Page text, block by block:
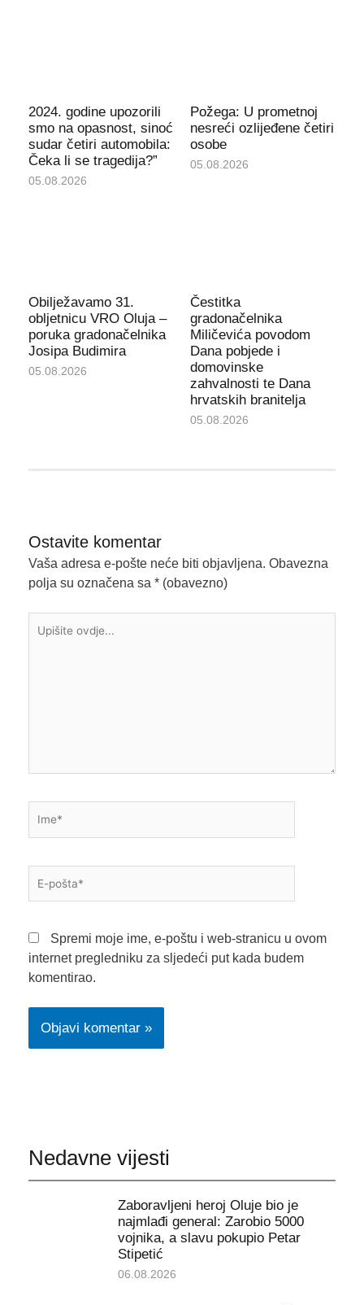
2024. godine upozorili
smo na opasnost, sinoć
sudar četiri automobila:
Čeka li se tragedija?”
05.08.2026
Požega: U prometnoj
nesreći ozlijeđene četiri
osobe
05.08.2026
Obilježavamo 31.
obljetnicu VRO Oluja –
poruka gradonačelnika
Josipa Budimira
05.08.2026
Čestitka
gradonačelnika
Miličevića povodom
Dana pobjede i
domovinske
zahvalnosti te Dana
hrvatskih branitelja
05.08.2026
Ostavite komentar
Vaša adresa e-pošte neće biti objavljena. Obavezna
polja su označena sa * (obavezno)
ovdje...
pošta*
Spremi moje ime, e-poštu i web-stranicu u ovom
internet pregledniku za sljedeći put kada budem
komentirao.
Nedavne vijesti
Zaboravljeni heroj Oluje bio je
najmlađi general: Zarobio 5000
vojnika, a slavu pokupio Petar
Stipetić
06.08.2026